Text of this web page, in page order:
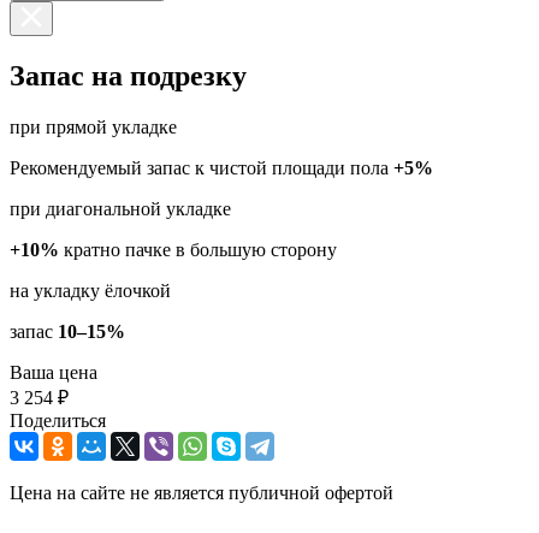
Запас на подрезку
при прямой укладке
Рекомендуемый запас к чистой площади пола +5%
при диагональной укладке
+10% кратно пачке в большую сторону
на укладку ёлочкой
запас 10–15%
Ваша цена
3 254 ₽
Поделиться
Цена на сайте не является публичной офертой